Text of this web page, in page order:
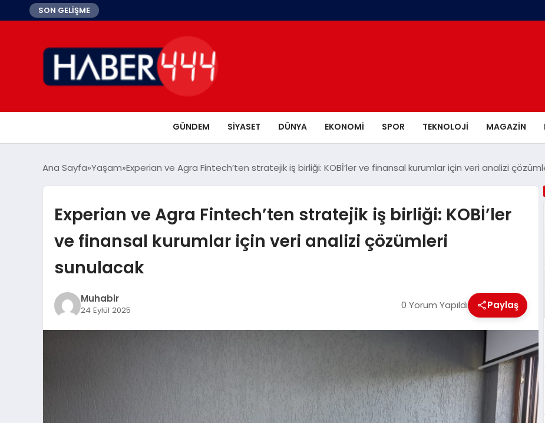
SON GELİŞME
GÜNDEM SIYASET DÜNYA EKONOMI SPOR TEKNOLOJI MAGAZIN
Ana Sayfa Yaşam Experian ve Agra Fintech’ten stratejik iş birliği: KOBİ’ler ve finansal kurumlar için veri analizi
Experian ve Agra Fintech’ten stratejik iş birliği: KOBİ’ler
ve finansal kurumlar için veri analizi çözümleri
sunulacak
Muhabir
24 Eylül 2025 0 Yorum Yapıldı Paylaş